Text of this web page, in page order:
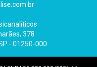
378
- 01250-000